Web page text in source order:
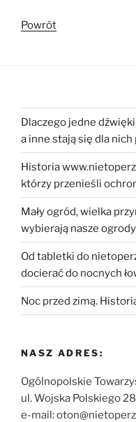
Powrót
Dlaczego jedne
a inne stają się dla
Historia
którzy przenieśli
Mały ogród, wielka
wybierają nasze
Od tabletki do
docierać do nocnych
Noc przed zimą.
NASZ ADRES:
Ogólnopolskie
ul. Wojska Polskiego
e-mail: